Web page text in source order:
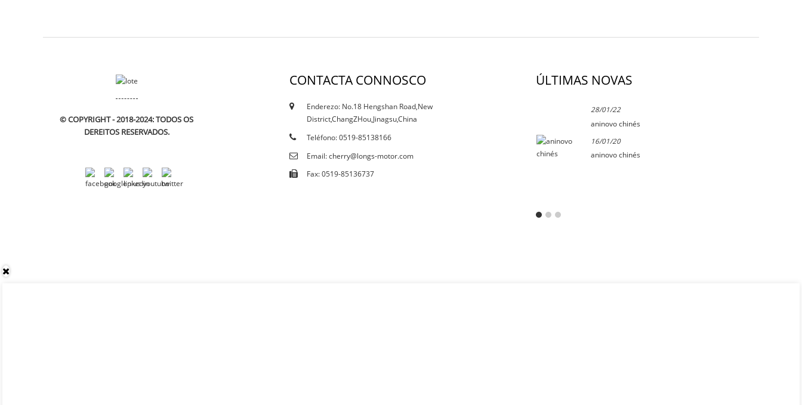
© COPYRIGHT - 2018-2024: TODOS OS
DEREITOS RESERVADOS.
CONTACTA CONNOSCO
Enderezo: No.18 Hengshan Road,New
District,ChangZHou,Jinagsu,China
Teléfono: 0519-85138166
Email: cherry@longs-motor.com
Fax: 0519-85136737
ÚLTIMAS NOVAS
18/10/19
Certificados
28/01/22
aninovo chinés
16/01/20
aninovo chinés